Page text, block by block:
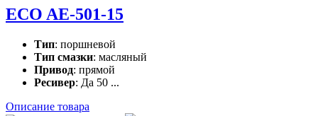
ECO AE-501-15
Тип: поршневой
Тип смазки: масляный
Привод: прямой
Ресивер: Да 50 ...
Описание товара